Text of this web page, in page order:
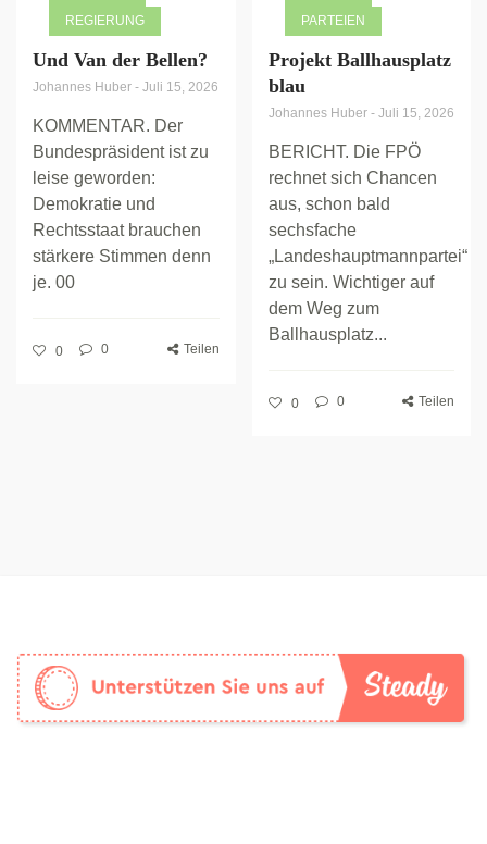
REGIERUNG
Und Van der Bellen?
Johannes Huber - Juli 15, 2026
KOMMENTAR. Der
Bundespräsident ist zu
leise geworden:
Demokratie und
Rechtsstaat brauchen
stärkere Stimmen denn
je. 00
0 0 Teilen
PARTEIEN
Projekt Ballhausplatz
blau
Johannes Huber - Juli 15, 2026
BERICHT. Die FPÖ
rechnet sich Chancen
aus, schon bald
sechsfache
„Landeshauptmannpartei“
zu sein. Wichtiger auf
dem Weg zum
Ballhausplatz...
0 0 Teilen